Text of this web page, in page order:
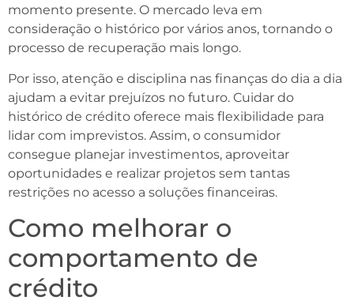
momento presente. O mercado leva em
consideração o histórico por vários anos, tornando o
processo de recuperação mais longo.
Por isso, atenção e disciplina nas finanças do dia a dia
ajudam a evitar prejuízos no futuro. Cuidar do
histórico de crédito oferece mais flexibilidade para
lidar com imprevistos. Assim, o consumidor
consegue planejar investimentos, aproveitar
oportunidades e realizar projetos sem tantas
restrições no acesso a soluções financeiras.
Como melhorar o
comportamento de
crédito